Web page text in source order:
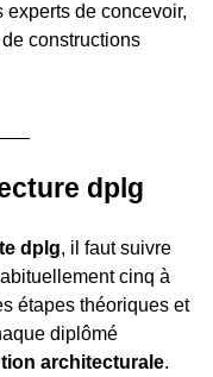
experts de concevoir,
constructions
dplg
dplg, il faut suivre
cinq à
étapes théoriques et
diplômé
architecturale.